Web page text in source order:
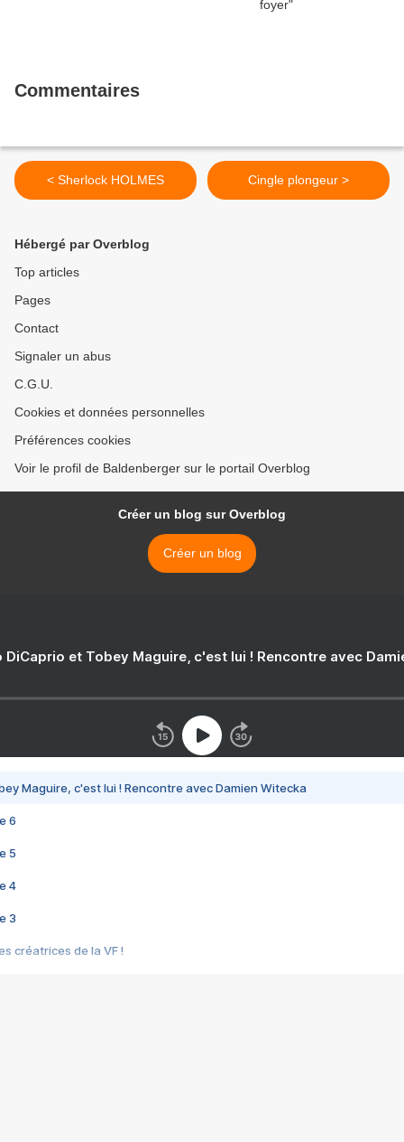
Commentaires
< Sherlock HOLMES Cingle plongeur >
Hébergé par Overblog
Top articles
Pages
Contact
Signaler un abus
C.G.U.
Cookies et données personnelles
Préférences cookies
Voir le profil de Baldenberger sur le portail Overblog
Créer un blog sur Overblog
Créer un blog
DiCaprio et Tobey Maguire, c'est lui ! Rencontre avec
Maguire, c'est lui ! Rencontre avec Damien Witecka
6
5
4
3
créatrices de la VF !